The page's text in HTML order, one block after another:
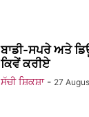
ਬਾਡੀ-ਸਪਰੇ ਅਤੇ
ਕਿਵੇਂ ਕਰੀਏ
ਸੱਚੀ ਸ਼ਿਕਸ਼ਾ - 27